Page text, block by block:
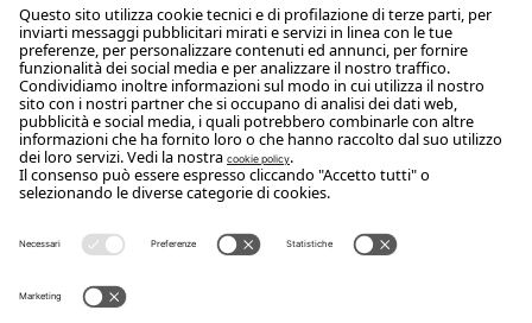
Iscriviti
Copyright Flou 2026
Modifica impostazioni privacy